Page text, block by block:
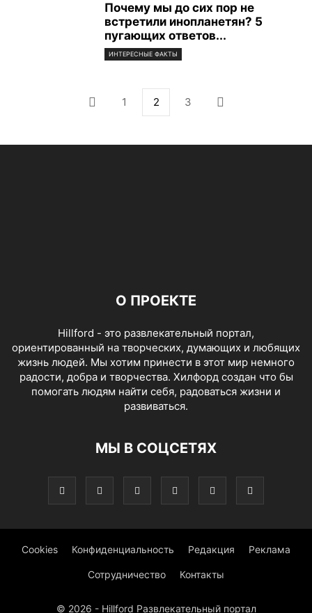
Почему мы до сих пор не
встретили инопланетян? 5
пугающих ответов...
ИНТЕРЕСНЫЕ ФАКТЫ
1 2 3
О ПРОЕКТЕ
Hillford - это развлекательный портал,
ориентированный на творческих, думающих и любящих
жизнь людей. Мы хотим принести в этот мир немного
радости, добра и творчества. Хилфорд создан что бы
помогать людям найти себя, радоваться жизни и
развиваться.
МЫ В СОЦСЕТЯХ
Cookies Конфиденциальность Редакция Реклама
Сотрудничество Контакты
© 2026 - Hillford Развлекательный портал